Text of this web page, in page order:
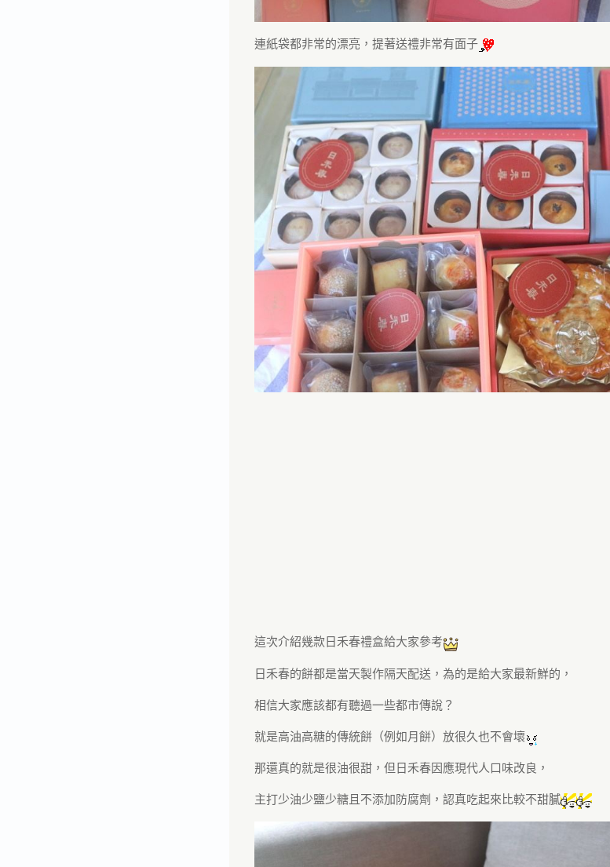
連紙袋都非常的漂亮，提著送禮非常有面子
這次介紹幾款日禾春禮盒給大家參考
日禾春的餅都是當天製作隔天配送，為的是給大家最新鮮的，
相信大家應該都有聽過一些都市傳說？
就是高油高糖的傳統餅（例如月餅）放很久也不會壞
那還真的就是很油很甜，但日禾春因應現代人口味改良，
主打少油少鹽少糖且不添加防腐劑，認真吃起來比較不甜膩